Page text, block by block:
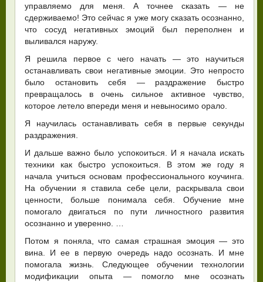
управляемо для меня. А точнее сказать — не
сдерживаемо! Это сейчас я уже могу сказать осознанно,
что сосуд негативных эмоций был переполнен и
выливался наружу.
Я решила первое с чего начать — это научиться
останавливать свои негативные эмоции. Это непросто
было остановить себя — раздражение быстро
превращалось в очень сильное активное чувство,
которое летело впереди меня и невыносимо орало.
Я научилась останавливать себя в первые секунды
раздражения.
И дальше важно было успокоиться. И я начала искать
техники как быстро успокоиться. В этом же году я
начала учиться основам профессионального коучинга.
На обучении я ставила себе цели, раскрывала свои
ценности, больше понимала себя. Обучение мне
помогало двигаться по пути личностного развития
осознанно и уверенно. …
Потом я поняла, что самая страшная эмоция — это
вина. И ее в первую очередь надо осознать. И мне
помогала жизнь. Следующее обучении технологии
модификации опыта — помогло мне осознать